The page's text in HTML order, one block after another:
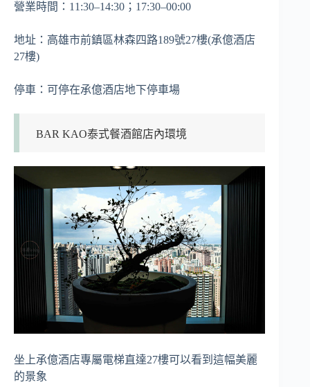
營業時間：11:30–14:30；17:30–00:00
地址：高雄市前鎮區林森四路189號27樓(承億酒店
27樓)
停車：可停在承億酒店地下停車場
BAR KAO泰式餐酒館店內環境
坐上承億酒店專屬電梯直達27樓可以看到這幅美麗
的景象